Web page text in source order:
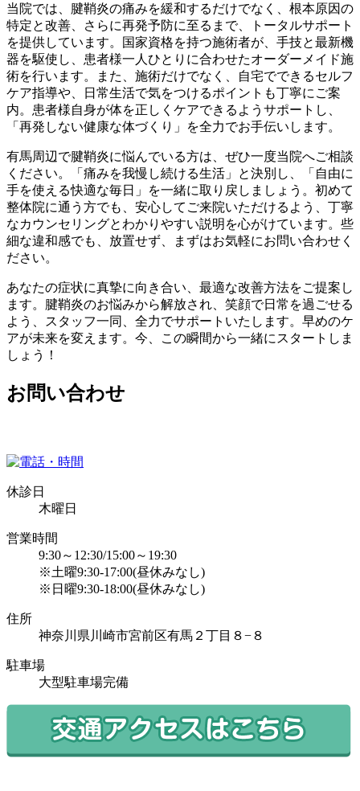
当院では、腱鞘炎の痛みを緩和するだけでなく、根本原因の
特定と改善、さらに再発予防に至るまで、トータルサポート
を提供しています。国家資格を持つ施術者が、手技と最新機
器を駆使し、患者様一人ひとりに合わせたオーダーメイド施
術を行います。また、施術だけでなく、自宅でできるセルフ
ケア指導や、日常生活で気をつけるポイントも丁寧にご案
内。患者様自身が体を正しくケアできるようサポートし、
「再発しない健康な体づくり」を全力でお手伝いします。
有馬周辺で腱鞘炎に悩んでいる方は、ぜひ一度当院へご相談
ください。「痛みを我慢し続ける生活」と決別し、「自由に
手を使える快適な毎日」を一緒に取り戻しましょう。初めて
整体院に通う方でも、安心してご来院いただけるよう、丁寧
なカウンセリングとわかりやすい説明を心がけています。些
細な違和感でも、放置せず、まずはお気軽にお問い合わせく
ださい。
あなたの症状に真摯に向き合い、最適な改善方法をご提案し
ます。腱鞘炎のお悩みから解放され、笑顔で日常を過ごせる
よう、スタッフ一同、全力でサポートいたします。早めのケ
アが未来を変えます。今、この瞬間から一緒にスタートしま
しょう！
お問い合わせ
休診日
木曜日
営業時間
9:30～12:30/15:00～19:30
※土曜9:30-17:00(昼休みなし)
※日曜9:30-18:00(昼休みなし)
住所
神奈川県川崎市宮前区有馬２丁目８−８
駐車場
大型駐車場完備